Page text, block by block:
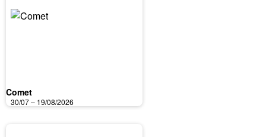
Comet
30/07 – 19/08/2026